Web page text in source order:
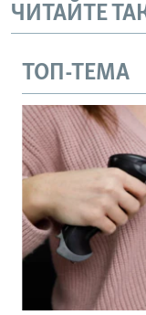
ЧИТАЙТЕ
ТОП-ТЕМА